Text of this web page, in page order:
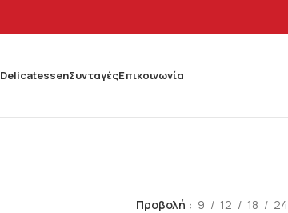
DelicatessenΣυνταγέςΕπικοινωνία
Προβολή 9 12 18 24